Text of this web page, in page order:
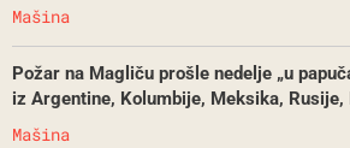
Mašina
Požar na Magliču prošle nedelje „u
iz Argentine, Kolumbije, Meksika, Rusije,
Mašina